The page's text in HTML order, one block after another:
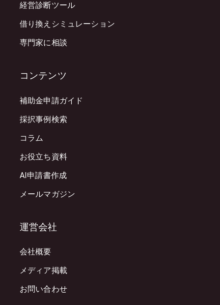
経営診断ツール
借り換えシミュレーション
専門家に相談
コンテンツ
補助金申請ガイド
採択事例検索
コラム
お役立ち資料
AI申請書作成
メールマガジン
運営会社
会社概要
メディア掲載
お問い合わせ